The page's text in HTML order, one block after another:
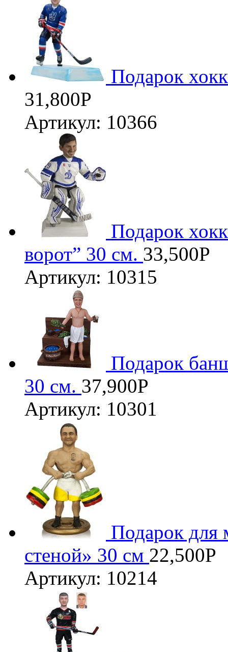
Подарок
31,800Р
Артикул: 10366
Подарок
ворот” 30 см. 33,500Р
Артикул: 10315
Подарок
30 см. 37,900Р
Артикул: 10301
Подарок для
стеной» 30 см 22,500Р
Артикул: 10214